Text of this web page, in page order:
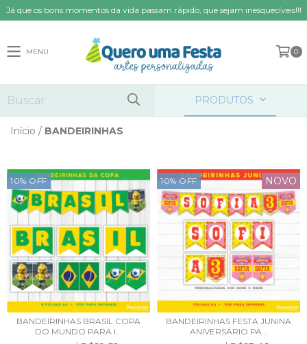
Já que os bons momentos da vida passam rápido, que sejam inesquecíveis!!!
MENU 0
PRODUTOS
Início / BANDEIRINHAS
10% OFF
BANDEIRINHAS BRASIL COPA
DO MUNDO PARA I...
10% OFF NOVO
BANDEIRINHAS FESTA JUNINA
ANIVERSÁRIO PA...